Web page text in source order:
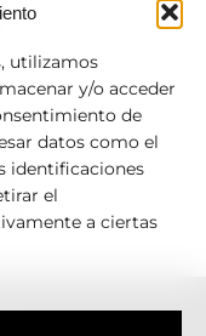
utilizamos
y/o acceder
de
datos como el
identificaciones
el
a ciertas